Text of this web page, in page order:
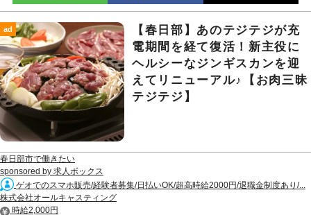
ad
【春日部】あのテジテジが充
電期間を経て復活！新主役に
ヘルシーなジンギスカンを迎
えてリニューアル♪【お肉三昧
テジテジ】
春日部市で働きたい
sponsored by 求人ボックス
ゲオでのスマホ販売/経験者募集/日払いOK/超高時給2000円/退職金制度あり/...
株式会社オールキャスティング
時給2,000円